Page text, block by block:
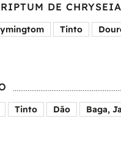
DE CHRYSEIA
Tinto
Tinto Dão Baga,